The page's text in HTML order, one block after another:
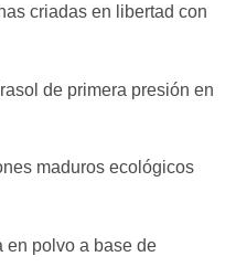
criadas en libertad con
de primera presión en
maduros ecológicos
en polvo a base de